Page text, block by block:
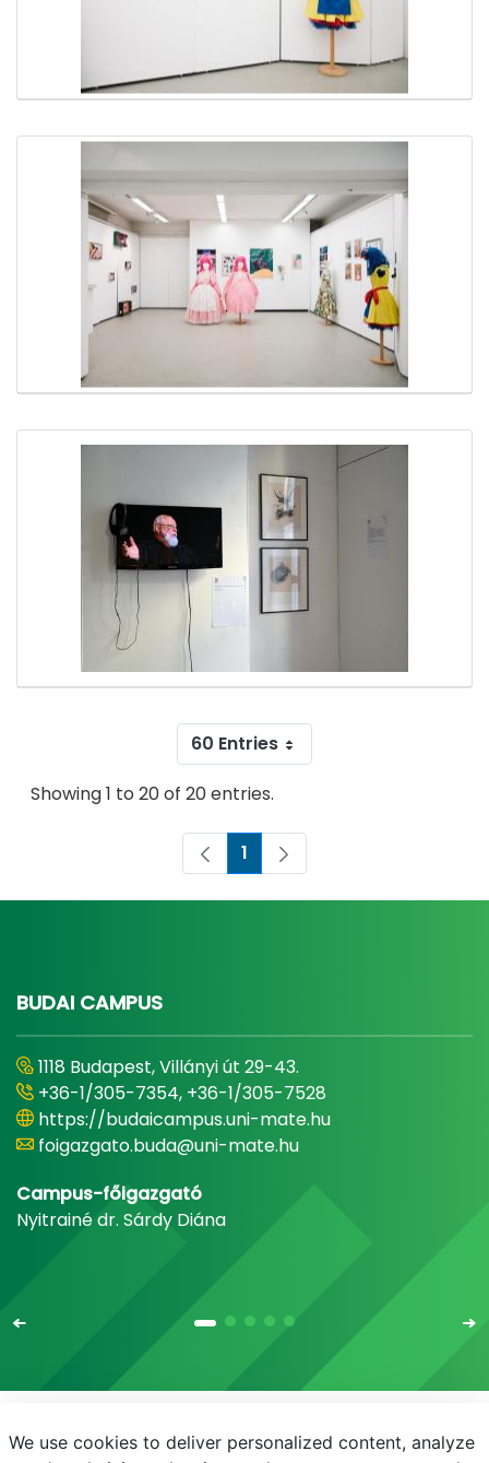
60 Entries
Showing 1 to 20 of 20 entries.
Page
1
BUDAI CAMPUS
1118 Budapest, Villányi út 29-43.
+36-1/305-7354, +36-1/305-7528
https://budaicampus.uni-mate.hu
foigazgato.buda@uni-mate.hu
Campus-főigazgató
Nyitrainé dr. Sárdy Diána
E-mail Telefonkönyv NEPTUN E-learning
We use cookies to deliver personalized content, analyze